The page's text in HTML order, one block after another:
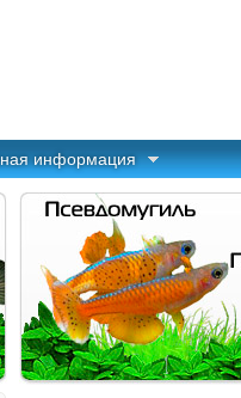
информация